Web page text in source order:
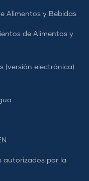
Alimentos y Bebidas
de Alimentos y
(versión electrónica)
autorizados por la